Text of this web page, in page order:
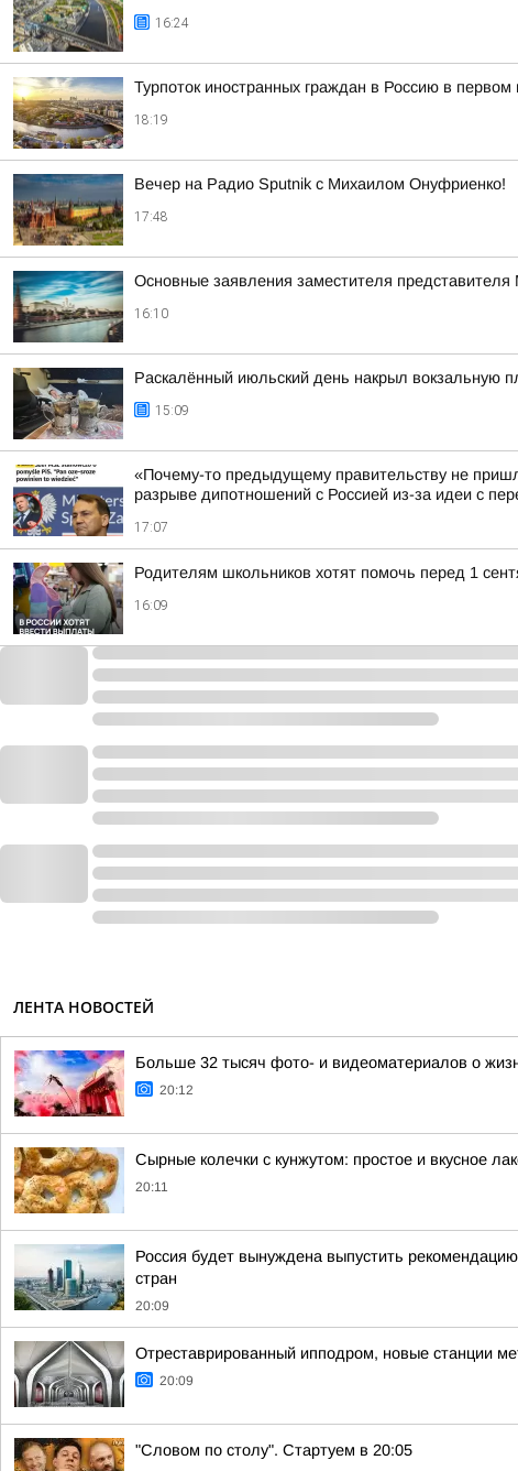
16:24
Турпоток иностранных граждан в Россию в
18:19
Вечер на Радио Sputnik с Михаилом Онуфриенко!
17:48
Основные заявления заместителя
16:10
Раскалённый июльский день накрыл вокзальную
15:09
«Почему-то предыдущему правительству не
разрыве дипотношений с Россией из-за идеи с
17:07
Родителям школьников хотят помочь перед 1
16:09
ЛЕНТА НОВОСТЕЙ
Больше 32 тысяч фото- и видеоматериалов о
20:12
Сырные колечки с кунжутом: простое и вкусное
20:11
Россия будет вынуждена выпустить
стран
20:09
Отреставрированный ипподром, новые станции
20:09
"Словом по столу". Стартуем в 20:05